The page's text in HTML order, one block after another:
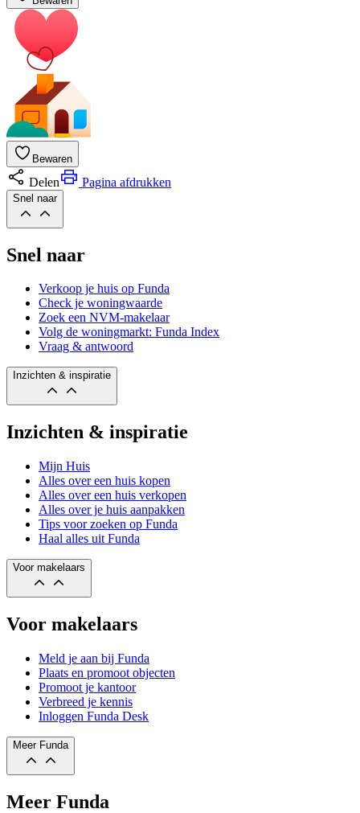
Bewaren
Delen Pagina afdrukken
Snel naar
Snel naar
Verkoop je huis op Funda
Check je woningwaarde
Zoek een NVM-makelaar
Volg de woningmarkt: Funda Index
Vraag & antwoord
Inzichten & inspiratie
Inzichten & inspiratie
Mijn Huis
Alles over een huis kopen
Alles over een huis verkopen
Alles over je huis aanpakken
Tips voor zoeken op Funda
Haal alles uit Funda
Voor makelaars
Voor makelaars
Meld je aan bij Funda
Plaats en promoot objecten
Promoot je kantoor
Verbreed je kennis
Inloggen Funda Desk
Meer Funda
Meer Funda